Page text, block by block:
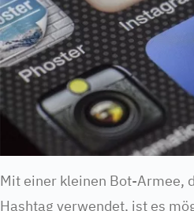
Mit einer kleinen Bot-Armee,
Hashtag verwendet, ist es